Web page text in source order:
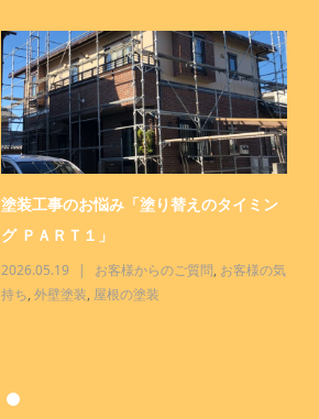
塗装工事のお悩み「塗り替えのタイミン
グ ＰＡＲＴ１」
2026.05.19 お客様からのご質問, お客様の気
持ち,外壁塗装, 屋根の塗装